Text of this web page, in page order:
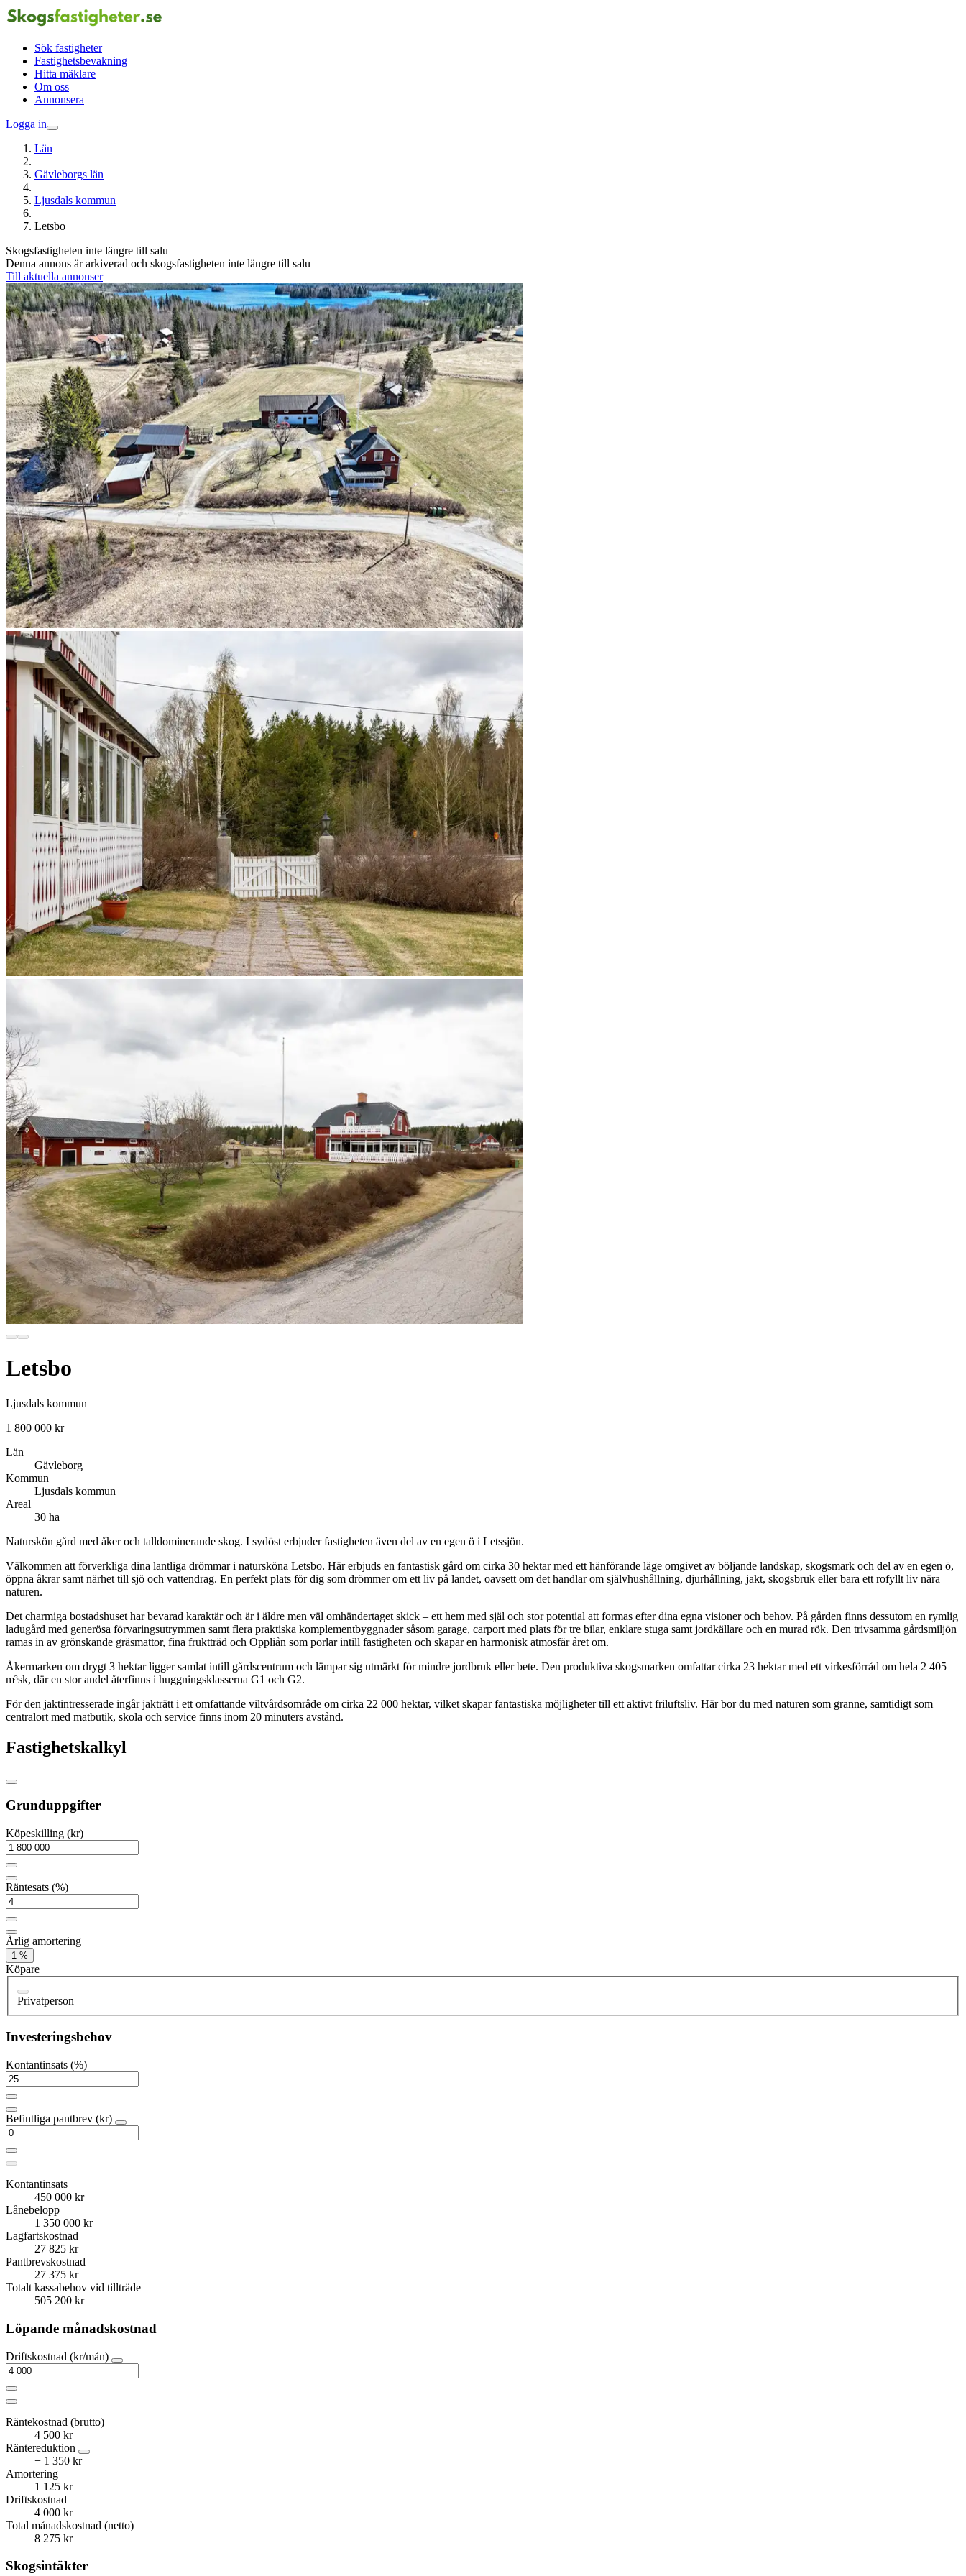
Sök fastigheter
Fastighetsbevakning
Hitta mäklare
Om oss
Annonsera
Logga in
Län
Gävleborgs län
Ljusdals kommun
Letsbo
Skogsfastigheten inte längre till salu
Denna annons är arkiverad och skogsfastigheten inte längre till salu
Till aktuella annonser
Letsbo
Ljusdals kommun
1 800 000 kr
Län
Gävleborg
Kommun
Ljusdals kommun
Areal
30 ha
Naturskön gård med åker och talldominerande skog. I sydöst erbjuder fastigheten även del av en egen ö i Letssjön.
Välkommen att förverkliga dina lantliga drömmar i natursköna Letsbo. Här erbjuds en fantastisk gård om cirka 30 hektar med ett hänförande läge omgivet av böljande landskap, skogsmark och del av en egen ö,
öppna åkrar samt närhet till sjö och vattendrag. En perfekt plats för dig som drömmer om ett liv på landet, oavsett om det handlar om självhushållning, djurhållning, jakt, skogsbruk eller bara ett rofyllt liv nära
naturen.
Det charmiga bostadshuset har bevarad karaktär och är i äldre men väl omhändertaget skick – ett hem med själ och stor potential att formas efter dina egna visioner och behov. På gården finns dessutom en rymlig
ladugård med generösa förvaringsutrymmen samt flera praktiska komplementbyggnader såsom garage, carport med plats för tre bilar, enklare stuga samt jordkällare och en murad rök. Den trivsamma gårdsmiljön
ramas in av grönskande gräsmattor, fina fruktträd och Oppliån som porlar intill fastigheten och skapar en harmonisk atmosfär året om.
Åkermarken om drygt 3 hektar ligger samlat intill gårdscentrum och lämpar sig utmärkt för mindre jordbruk eller bete. Den produktiva skogsmarken omfattar cirka 23 hektar med ett virkesförråd om hela 2 405
m³sk, där en stor andel återfinns i huggningsklasserna G1 och G2.
För den jaktintresserade ingår jakträtt i ett omfattande viltvårdsområde om cirka 22 000 hektar, vilket skapar fantastiska möjligheter till ett aktivt friluftsliv. Här bor du med naturen som granne, samtidigt som
centralort med matbutik, skola och service finns inom 20 minuters avstånd.
Fastighetskalkyl
Grunduppgifter
Köpeskilling (kr)
Räntesats (%)
Årlig amortering
1 %
Köpare
Privatperson
Investeringsbehov
Kontantinsats (%)
Befintliga pantbrev (kr)
Kontantinsats
450 000 kr
Lånebelopp
1 350 000 kr
Lagfartskostnad
27 825 kr
Pantbrevskostnad
27 375 kr
Totalt kassabehov vid tillträde
505 200 kr
Löpande månadskostnad
Driftskostnad (kr/mån)
Räntekostnad (brutto)
4 500 kr
Räntereduktion
− 1 350 kr
Amortering
1 125 kr
Driftskostnad
4 000 kr
Total månadskostnad (netto)
8 275 kr
Skogsintäkter